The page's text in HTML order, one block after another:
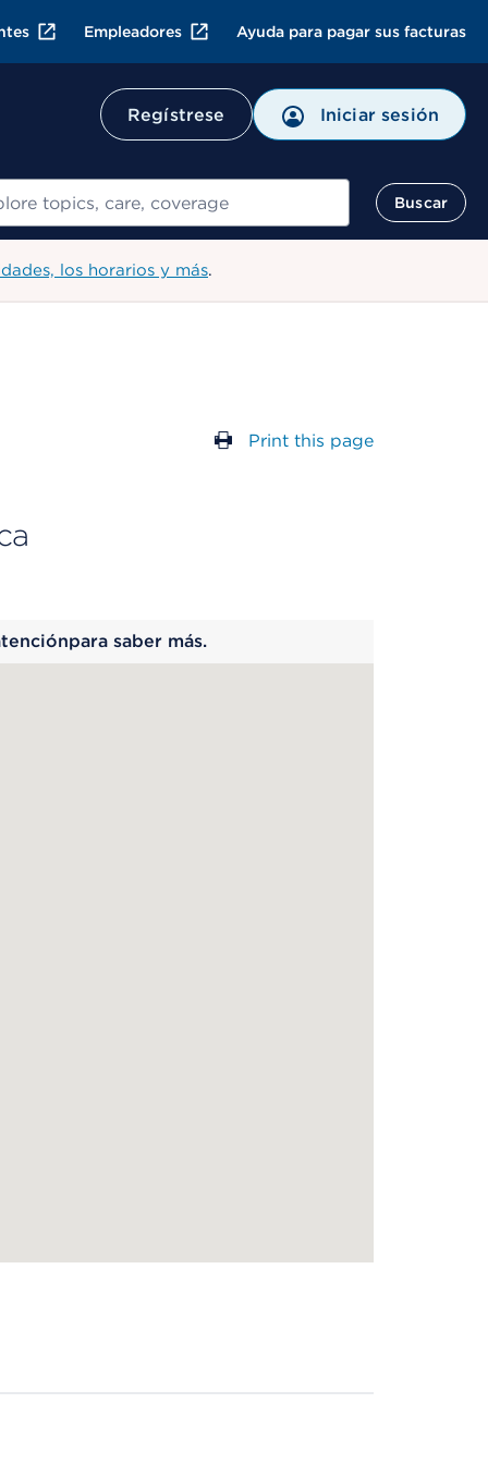
Empleadores Ayuda para pagar sus facturas
Regístrese Iniciar sesión
Buscar
los horarios y más.
Print this page
saber más.